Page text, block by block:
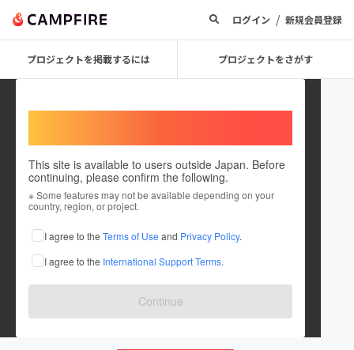
ログイン / 新規会員登録
プロジェクトを掲載するには プロジェクトをさがす
This site is available to users outside Japan. Before
continuing, please confirm the following.
※ Some features may not be available depending on your
country, region, or project.
I agree to the Terms of Use and Privacy Policy.
I agree to the International Support Terms.
Continue
warung168gacors
在住国：日本
出身国：日本
https://radiant-ro.com
radiant-ro.com